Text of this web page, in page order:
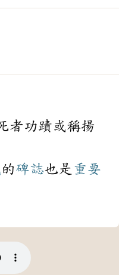
者功蹟或稱揚
的碑誌也是 重要